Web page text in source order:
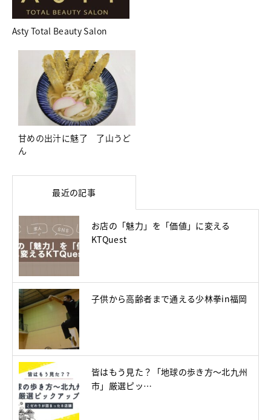
Asty Total Beauty Salon
甘めの出汁に魅了 了山うど
ん
最近の記事
お店の「魅力」を「価値」に変える
KTQuest
子供から高齢者まで通える少林拳in福岡
皆はもう見た？「地球の歩き方～北九州
市」厳選ピッ…